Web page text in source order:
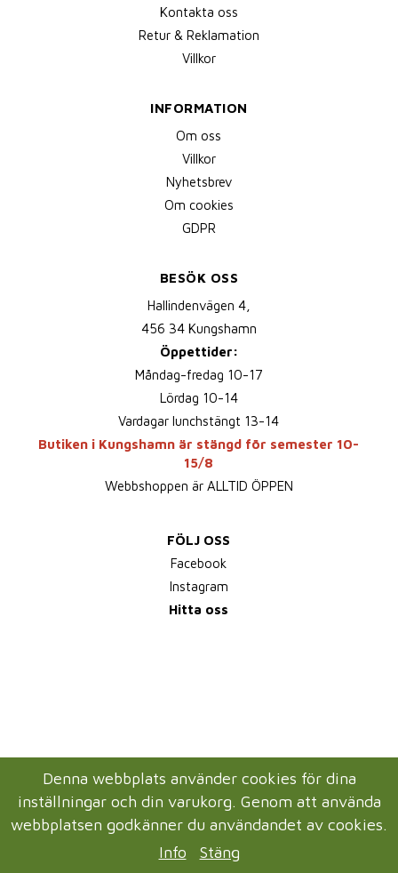
Kontakta oss
Retur & Reklamation
Villkor
INFORMATION
Om oss
Villkor
Nyhetsbrev
Om cookies
GDPR
BESÖK OSS
Hallindenvägen 4,
456 34 Kungshamn
Öppettider:
Måndag-fredag 10-17
Lördag 10-14
Vardagar lunchstängt 13-14
Butiken i Kungshamn är stängd för semester 10-
15/8
Webbshoppen är ALLTID ÖPPEN
FÖLJ OSS
Facebook
Instagram
Hitta oss
Drift & produktion:Wikinggruppen
Denna webbplats använder cookies för dina
inställningar och din varukorg. Genom att använda
webbplatsen godkänner du användandet av cookies.
Info
Stäng